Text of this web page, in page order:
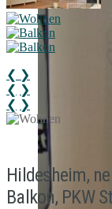
❮ ❯
❮ ❯
❮ ❯
Hildesheim,
Balkon, PKW